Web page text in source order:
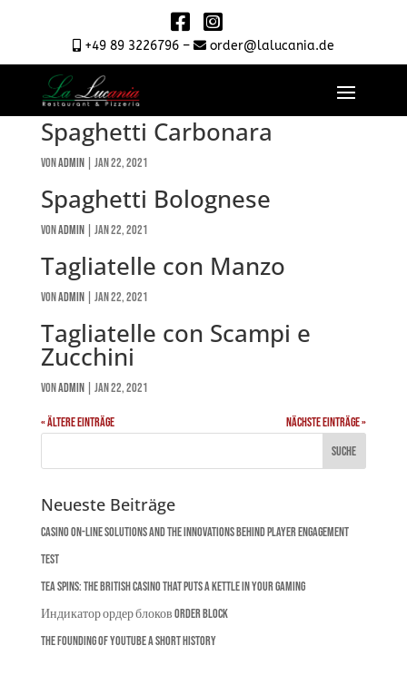
+49 89 3226796 – order@lalucania.de
Penne Arrabbiata
vonadmin|Jan 22, 2021
Spaghetti Carbonara
vonadmin| Jan 22, 2021
Spaghetti Bolognese
vonadmin| Jan 22, 2021
Tagliatelle con Manzo
vonadmin| Jan 22, 2021
Tagliatelle con Scampi e
Zucchini
vonadmin| Jan 22, 2021
« Ältere Einträge Nächste Einträge »
Neueste Beiträge
Casino on-line solutions and the innovations behind player engagement
Test
Tea Spins: The British Casino That Puts a Kettle in Your Gaming
Индикатор ордер блоков Order Block
The Founding of YouTube A Short History